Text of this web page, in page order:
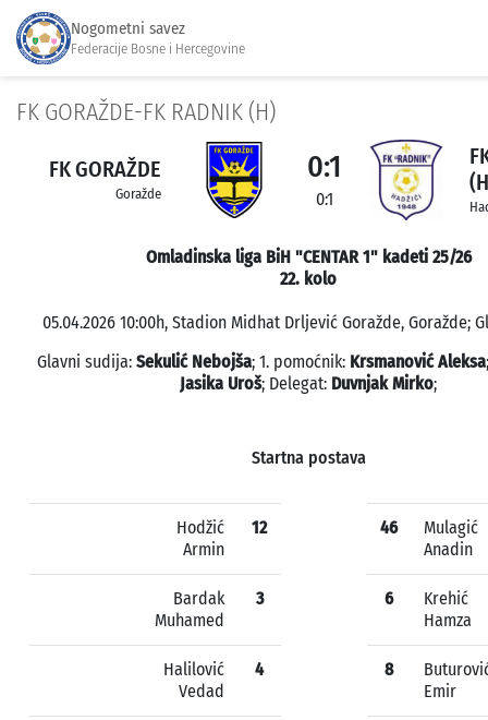
Nogometni savez
Federacije Bosne i Hercegovine
FK GORAŽDE-FK RADNIK (H)
FK GORAŽDE
Goražde
0:1
0:1
Omladinska liga BiH "CENTAR 1" kadeti 25/26
22. kolo
05.04.2026 10:00h, Stadion Midhat Drljević Goražde, Goražde;
Glavni sudija: Sekulić Nebojša; 1. pomoćnik: Krsmanović Aleksa
Jasika Uroš; Delegat: Duvnjak Mirko;
Startna postava
Hodžić
Armin
12
Bardak
Muhamed
3
Halilović
Vedad
4
46
Mulagić
Anadin
6
Krehić
Hamza
8
Emir